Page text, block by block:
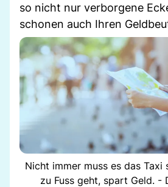
so nicht nur verborgene
schonen auch Ihren
Nicht immer muss es das Taxi
zu Fuss geht, spart Geld. -